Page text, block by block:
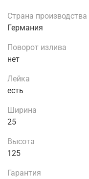
Страна производства
Германия
Поворот излива
нет
Лейка
есть
Ширина
25
Высота
125
Гарантия